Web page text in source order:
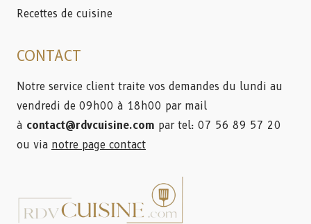
Recettes de cuisine
CONTACT
Notre service client traite vos demandes du lundi au
vendredi de 09h00 à 18h00 par mail
à contact@rdvcuisine.com par tel: 07 56 89 57 20
ou via notre page contact